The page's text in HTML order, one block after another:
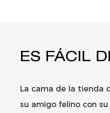
ES FÁCIL
La cama de la tienda
su amigo felino con